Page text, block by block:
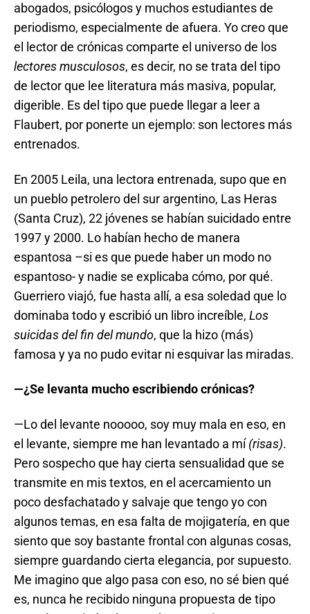
abogados, psicólogos y muchos estudiantes de
periodismo, especialmente de afuera. Yo creo que
el lector de crónicas comparte el universo de los
lectoresmusculosos, es decir, no se trata del tipo
de lector que lee literatura más masiva, popular,
digerible. Es del tipo que puede llegar a leer a
Flaubert, por ponerte un ejemplo: son lectores más
entrenados.
En 2005 Leila, una lectora entrenada, supo que en
un pueblo petrolero del sur argentino, Las Heras
(Santa Cruz), 22 jóvenes se habían suicidado entre
1997 y 2000. Lo habían hecho de manera
espantosa –si es que puede haber un modo no
espantoso- y nadie se explicaba cómo, por qué.
Guerriero viajó, fue hasta allí, a esa soledad que lo
dominaba todo y escribió un libro increíble, Los
suicidas del fin del mundo, que la hizo (más)
famosa y ya no pudo evitar ni esquivar las miradas.
—¿Se levanta mucho escribiendo crónicas?
—Lo del levante nooooo, soy muy mala en eso, en
el levante, siempre me han levantado a mí(risas).
Pero sospecho que hay cierta sensualidad que se
transmite en mis textos, en el acercamiento un
poco desfachatado y salvaje que tengo yo con
algunos temas, en esa falta de mojigatería, en que
siento que soy bastante frontal con algunas cosas,
siempre guardando cierta elegancia, por supuesto.
Me imagino que algo pasa con eso, no sé bien qué
es, nunca he recibido ninguna propuesta de tipo